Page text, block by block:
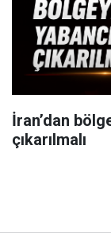
İran’dan
çıkarılmalı